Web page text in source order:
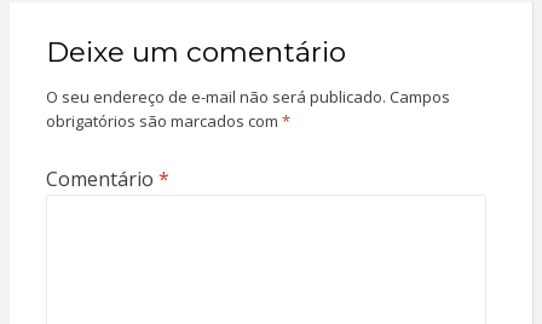
Deixe um comentário
O seu endereço de e-mail não será publicado. Campos
obrigatórios são marcados com *
Comentário *